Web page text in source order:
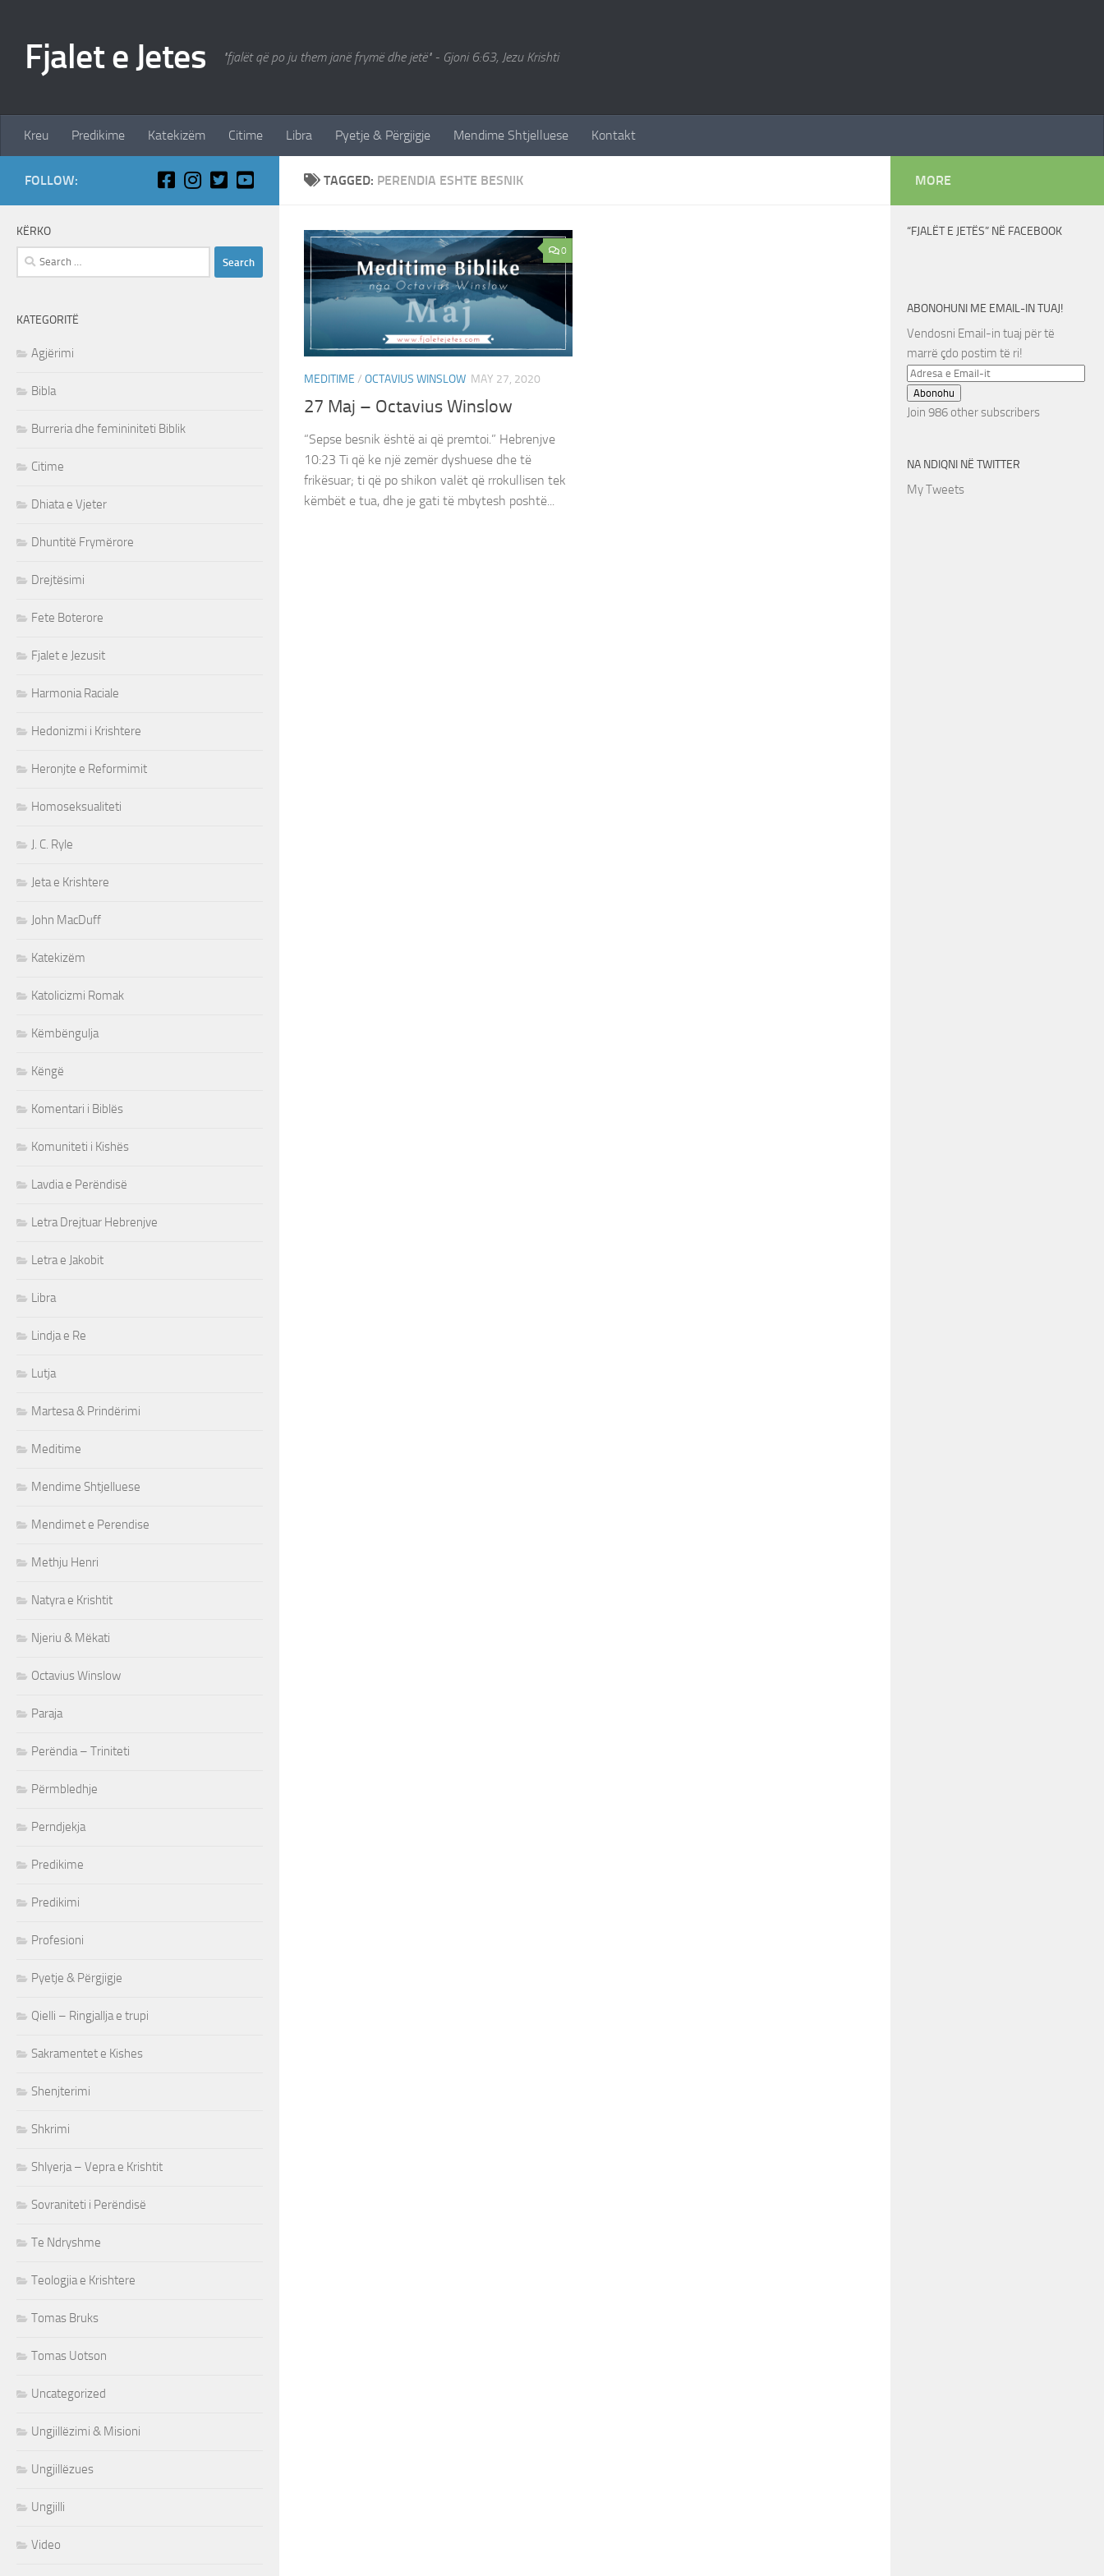
Fjalet e Jetes "fjalët që po ju them janë frymë dhe jetë" - Gjoni 6:63, Jezu Krishti
Kreu Predikime Katekizëm Citime Libra Pyetje & Përgjigje Mendime Shtjelluese Kontakt
TAGGED: PERENDIA ESHTE BESNIK
0
MEDITIME / OCTAVIUS WINSLOW MAY 27, 2020
27 Maj – Octavius Winslow
“Sepse besnik është ai që premtoi.” Hebrenjve‬
‭10:23‬ Ti që ke një zemër dyshuese dhe të
frikësuar; ti që po shikon valët që rrokullisen tek
këmbët e tua, dhe je gati të mbytesh poshtë...
FOLLOW:
KËRKO
Search
for:
KATEGORITË
Agjërimi
Bibla
Burreria dhe femininiteti Biblik
Citime
Dhiata e Vjeter
Dhuntitë Frymërore
Drejtësimi
Fete Boterore
Fjalet e Jezusit
Harmonia Raciale
Hedonizmi i Krishtere
Heronjte e Reformimit
Homoseksualiteti
J. C. Ryle
Jeta e Krishtere
John MacDuff
Katekizëm
Katolicizmi Romak
Këmbëngulja
Këngë
Komentari i Biblës
Komuniteti i Kishës
Lavdia e Perëndisë
Letra Drejtuar Hebrenjve
Letra e Jakobit
Libra
Lindja e Re
Lutja
Martesa & Prindërimi
Meditime
Mendime Shtjelluese
Mendimet e Perendise
Methju Henri
Natyra e Krishtit
Njeriu & Mëkati
Octavius Winslow
Paraja
Perëndia – Triniteti
Përmbledhje
Perndjekja
Predikime
Predikimi
Profesioni
Pyetje & Përgjigje
Qielli – Ringjallja e trupi
Sakramentet e Kishes
Shenjterimi
Shkrimi
Shlyerja – Vepra e Krishtit
Sovraniteti i Perëndisë
Te Ndryshme
Teologjia e Krishtere
Tomas Bruks
Tomas Uotson
Uncategorized
Ungjillëzimi & Misioni
Ungjillëzues
Ungjilli
Video
MORE
“FJALËT E JETËS” NË FACEBOOK
ABONOHUNI ME EMAIL-IN TUAJ!
Vendosni Email-in tuaj për të
marrë çdo postim të ri!
Adresa
e
Email-
Abonohu
Join 986 other subscribers
NA NDIQNI NË TWITTER
My Tweets